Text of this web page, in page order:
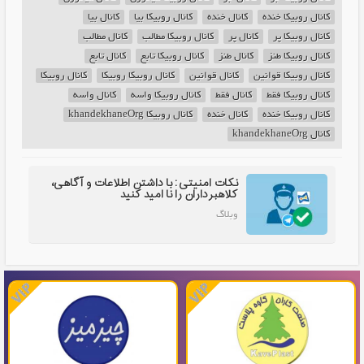
کانال روبیکا خنده
کانال خنده کانال روبیکا بیا
کانال بیا
کانال روبیکا پر
کانال پر کانال روبیکا مطالب
کانال مطالب
کانال روبیکا طنز
کانال طنز کانال روبیکا تابع
کانال تابع
کانال روبیکا قوانین
کانال قوانین کانال روبیکا روبیکا
کانال روبیکا
کانال روبیکا فقط
کانال فقط کانال روبیکا واسه
کانال واسه
کانال روبیکا خنده
کانال خنده
کانال روبیکا khandekhaneOrg
کانال khandekhaneOrg
نکات امنیتی: با داشتن اطلاعات و آگاهی،
کلاهبرداران را نا امید کنید
وبلاگ